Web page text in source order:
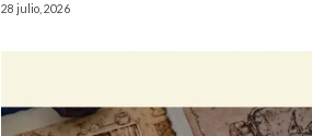
28 julio, 2026